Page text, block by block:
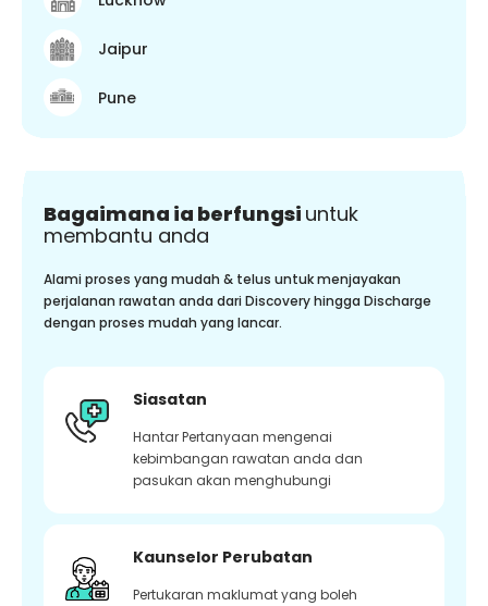
Jaipur
Pune
Bagaimana ia berfungsi untuk
membantu anda
Alami proses yang mudah & telus untuk menjayakan
perjalanan rawatan anda dari Discovery hingga Discharge
dengan proses mudah yang lancar.
Siasatan
Hantar Pertanyaan mengenai
kebimbangan rawatan anda dan
pasukan akan menghubungi
Kaunselor Perubatan
Pertukaran maklumat yang boleh